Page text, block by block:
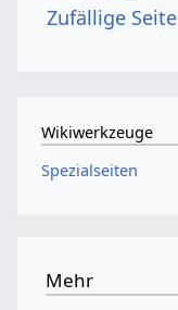
Zufällige Seite
Wikiwerkzeuge
Spezialseiten
Mehr